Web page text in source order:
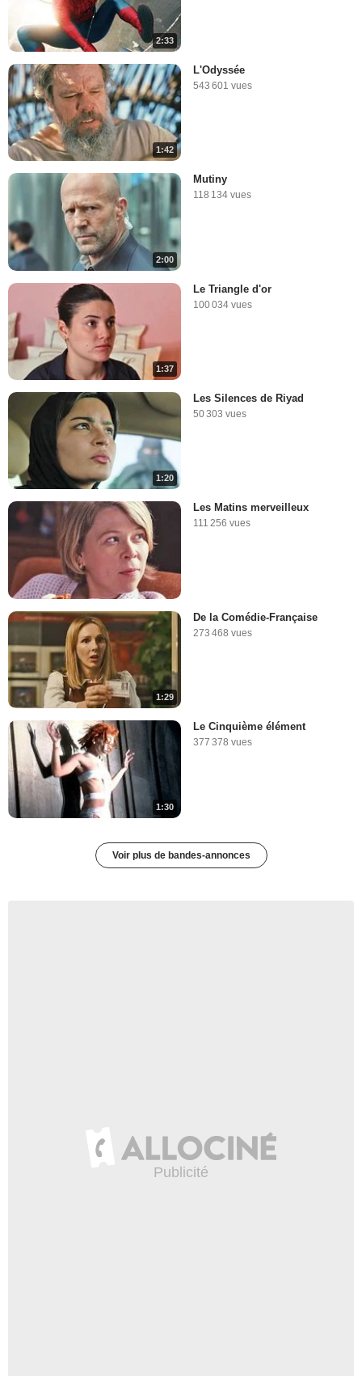
2:33
1:42
L'Odyssée
543 601 vues
2:00
Mutiny
118 134 vues
1:37
Le Triangle d'or
100 034 vues
1:20
Les Silences de Riyad
50 303 vues
Les Matins merveilleux
111 256 vues
1:29
De la Comédie-Française
273 468 vues
1:30
Le Cinquième élément
377 378 vues
Voir plus de bandes-annonces